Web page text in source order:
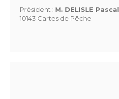
Président : M. DELISLE Pascal
10143 Cartes de Pêche